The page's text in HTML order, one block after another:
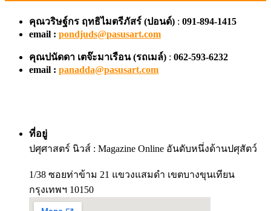
คุณวริษฐ์กร ฤทธิไมตรีภัสร์ (ปอนด์) : 091-894-1415
email : pondjuds@pasusart.com
คุณปนัดดา เตจ๊ะมาเรือน (รถเมล์) : 062-593-6232
email : panadda@pasusart.com
ที่อยู่
ปศุศาสตร์ นิวส์ : Magazine Online อันดับหนึ่งด้านปศุสัตว์
1/38 ซอยท่าข้าม 21 แขวงแสมดำ เขตบางขุนเทียน
กรุงเทพฯ 10150